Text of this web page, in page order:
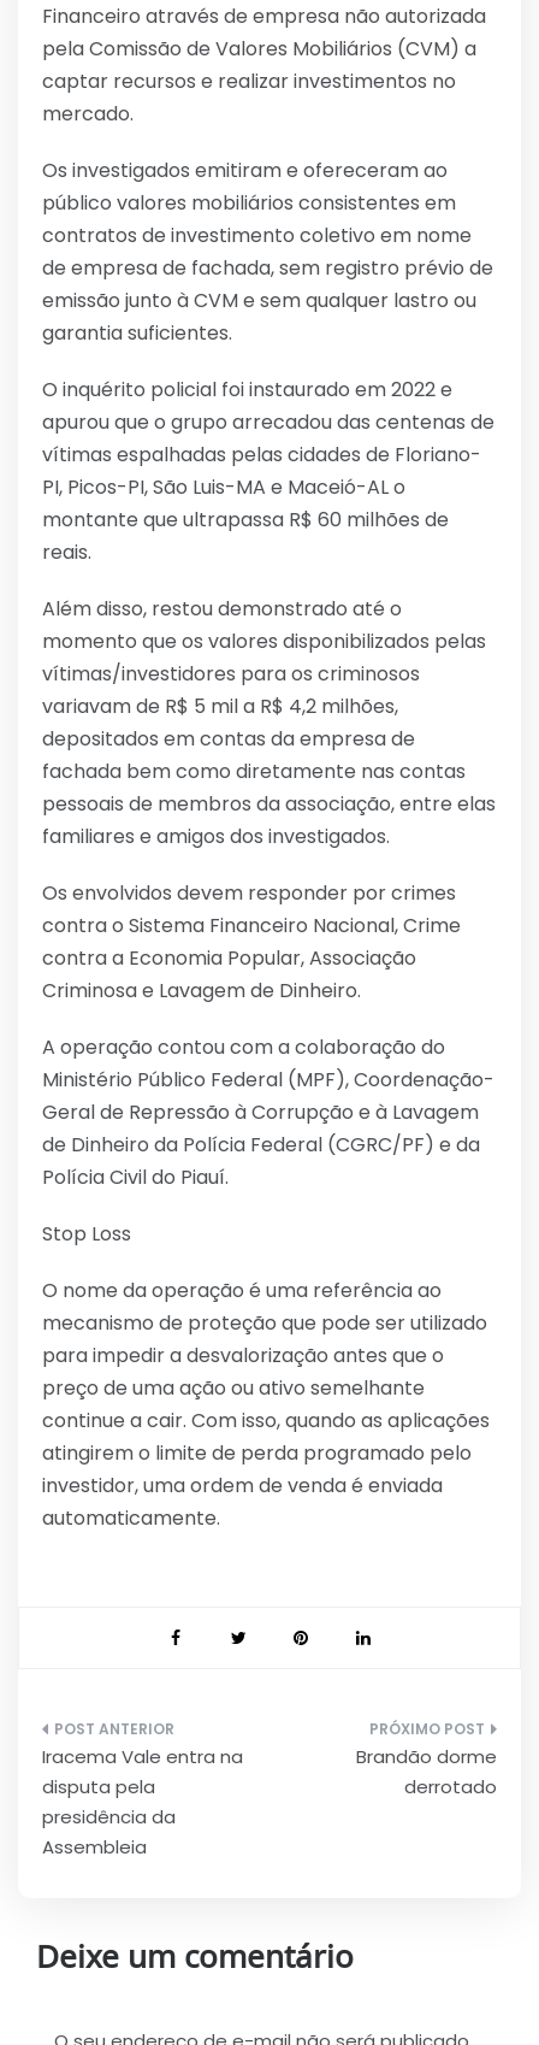
Financeiro através de empresa não autorizada
pela Comissão de Valores Mobiliários (CVM) a
captar recursos e realizar investimentos no
mercado.
Os investigados emitiram e ofereceram ao
público valores mobiliários consistentes em
contratos de investimento coletivo em nome
de empresa de fachada, sem registro prévio de
emissão junto à CVM e sem qualquer lastro ou
garantia suficientes.
O inquérito policial foi instaurado em 2022 e
apurou que o grupo arrecadou das centenas de
vítimas espalhadas pelas cidades de Floriano-
PI, Picos-PI, São Luis-MA e Maceió-AL o
montante que ultrapassa R$ 60 milhões de
reais.
Além disso, restou demonstrado até o
momento que os valores disponibilizados pelas
vítimas/investidores para os criminosos
variavam de R$ 5 mil a R$ 4,2 milhões,
depositados em contas da empresa de
fachada bem como diretamente nas contas
pessoais de membros da associação, entre elas
familiares e amigos dos investigados.
Os envolvidos devem responder por crimes
contra o Sistema Financeiro Nacional, Crime
contra a Economia Popular, Associação
Criminosa e Lavagem de Dinheiro.
A operação contou com a colaboração do
Ministério Público Federal (MPF), Coordenação-
Geral de Repressão à Corrupção e à Lavagem
de Dinheiro da Polícia Federal (CGRC/PF) e da
Polícia Civil do Piauí.
Stop Loss
O nome da operação é uma referência ao
mecanismo de proteção que pode ser utilizado
para impedir a desvalorização antes que o
preço de uma ação ou ativo semelhante
continue a cair. Com isso, quando as aplicações
atingirem o limite de perda programado pelo
investidor, uma ordem de venda é enviada
automaticamente.
Navegação
de
Post
Iracema Vale entra na
disputa pela
presidência da
Assembleia
Brandão dorme
derrotado
Deixe um comentário